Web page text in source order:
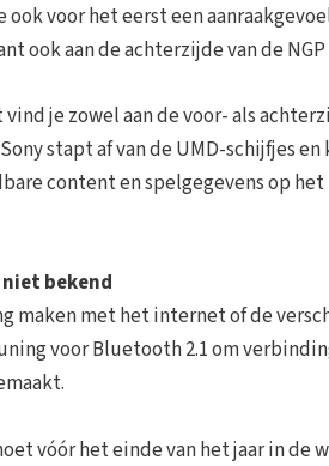
ook voor het eerst een
ook aan de achterzijde van de
vind je zowel aan de voor- als
stapt af van de UMD-schijfjes
content en spelgegevens op
bekend
maken met het internet of de
voor Bluetooth 2.1 om
vóór het einde van het jaar in